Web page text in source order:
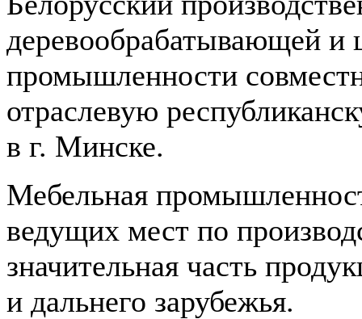
деревообрабатывающей и
промышленности
отраслевую
в г. Минске.
Мебельная
ведущих мест по
значительная часть
и дальнего зарубежья.